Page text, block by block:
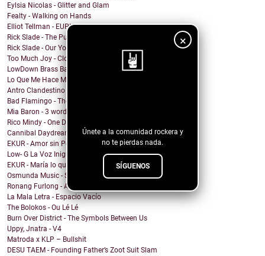
×
Únete a la comunidad rockera y
no te pierdas nada.
SÍGUENOS
Eylsia Nicolas - Glitter and Glam
Fealty - Walking on Hands
Elliot Tellman - EUPHORIA
Rick Slade - The Pub was our Gym
Rick Slade - Our Youngsters
Too Much Joy - Clowns (but Ska)
LowDown Brass Band - Echoes of a Photo
Lo Que Me Hace Mal - Matanza
Antro Clandestino - Playa y Sol
Bad Flamingo - The Fruit
Mia Baron - 3 words
Rico Mindy - One Day I...
Cannibal Daydream - Baby, Can't You Feel My Sickness?
EKUR - Amor sin Permiso (Love is Love)
Low- G La Voz Inigualable - Sensacion
EKUR - María lo quiero Todo
Osmunda Music - Spread the Love Around
Ronang Furlong - All That I Became
La Mala Letra - Espacio Vacío
The Bolokos - Ou Lé Lé
Burn Over District - The Symbols Between Us
Uppy, Jnatra - V4
Matroda x KLP – Bullshit
DESU TAEM - Founding Father’s Zoot Suit Slam